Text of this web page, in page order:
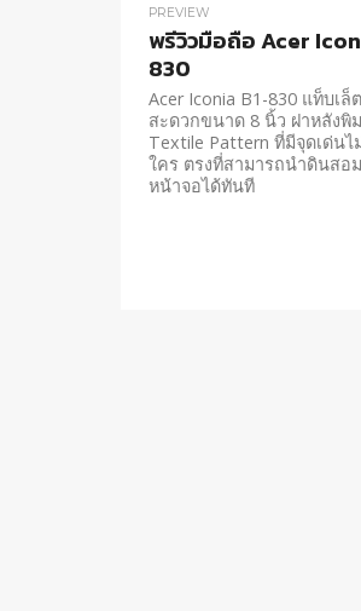
PREVIEW
พรีวิวมือถือ Acer
830
Acer Iconia B1-830 แท็บเล็
สะดวกขนาด 8 นิ้ว ฝาหลังพิ
Textile Pattern ที่มีจุดเด่นไ
ใคร ตรงที่สามารถนำดินสอ
หน้าจอได้ทันที